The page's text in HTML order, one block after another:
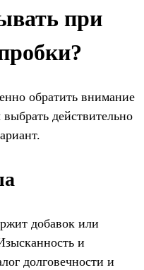
при
обратить внимание
действительно
добавок или
и
долговечности и